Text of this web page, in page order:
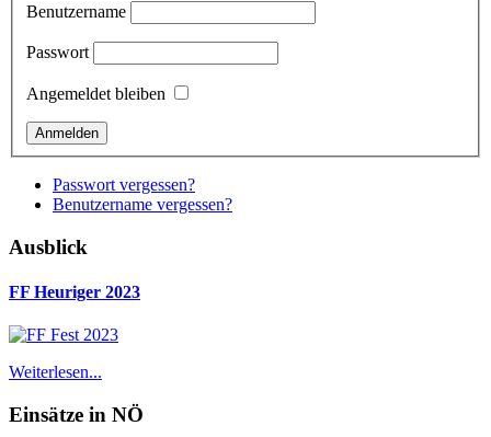
Benutzername
Passwort
Angemeldet bleiben
Passwort vergessen?
Benutzername vergessen?
Ausblick
FF Heuriger 2023
Weiterlesen...
Einsätze in NÖ